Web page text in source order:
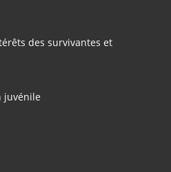
des survivantes et
juvénile